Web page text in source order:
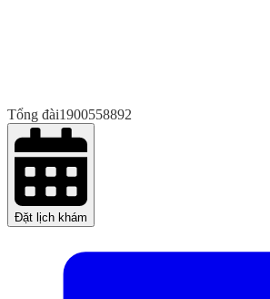
Tổng đài1900558892
Đặt lịch khám